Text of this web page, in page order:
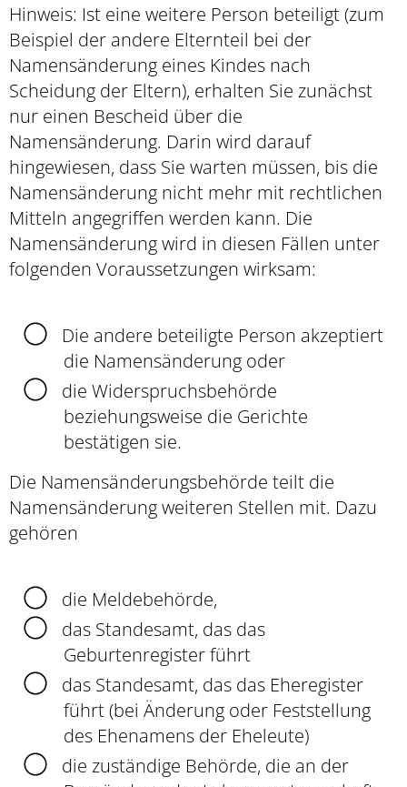
Hinweis: Ist eine weitere Person beteiligt(zum
Beispiel der andere Elternteil bei der
Namensänderung eines Kindes nach
Scheidung der Eltern), erhalten Sie zunächst
nur einen Bescheid über die
Namensänderung. Darin wird darauf
hingewiesen, dass Sie warten müssen, bis die
Namensänderung nicht mehr mit rechtlichen
Mitteln angegriffen werden kann. Die
Namensänderung wird in diesen Fällen unter
folgenden Voraussetzungen wirksam:
Die andere beteiligte Person akzeptiert
die Namensänderung oder
die Widerspruchsbehörde
beziehungsweise die Gerichte
bestätigen sie.
Die Namensänderungsbehörde teilt die
Namensänderung weiteren Stellen mit. Dazu
gehören
die Meldebehörde,
das Standesamt, das das
Geburtenregister führt
das Standesamt, das das Eheregister
führt (bei Änderung oder Feststellung
des Ehenamens der Eheleute)
die zuständige Behörde, die an der